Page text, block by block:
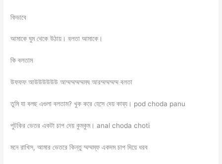
কিভাবে
আমাকে ঘুম থেকে উঠায়। বলতা আমাকে।
কি বলতাম
উফফফ আউউউউউউ আম্মম্মম্মম্মমঘ আরম্মম্মম্মম্ম বলতা
তুমি যা বলছ এগুলা বলতাম? খুক করে হেসে দেয় কাব্য। pod choda panu
পুটকির ভেতর একটা চাপ দেয় কুমকুম। anal choda choti
মনে রাখিস, আমার ভেতরে কিন্তু ম্মম্মম্ফ একদম চাপ দিয়ে ধরব